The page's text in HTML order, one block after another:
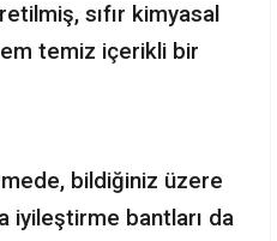
sıfır kimyasal
temiz içerikli bir
bildiğiniz üzere
iyileştirme bantları da